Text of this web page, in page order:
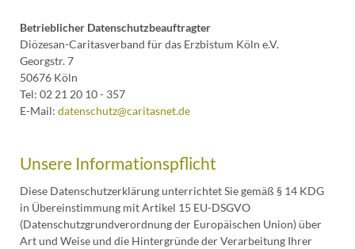
Betrieblicher Datenschutzbeauftragter
Diözesan-Caritasverband für das Erzbistum Köln e.V.
Georgstr. 7
50676 Köln
Tel: 02 21 20 10 - 357
E-Mail: datenschutz@caritasnet.de
Unsere Informationspflicht
Diese Datenschutzerklärung unterrichtet Sie gemäß § 14 KDG
in Übereinstimmung mit Artikel 15 EU-DSGVO
(Datenschutzgrundverordnung der Europäischen Union) über
Art und Weise und die Hintergründe der Verarbeitung Ihrer